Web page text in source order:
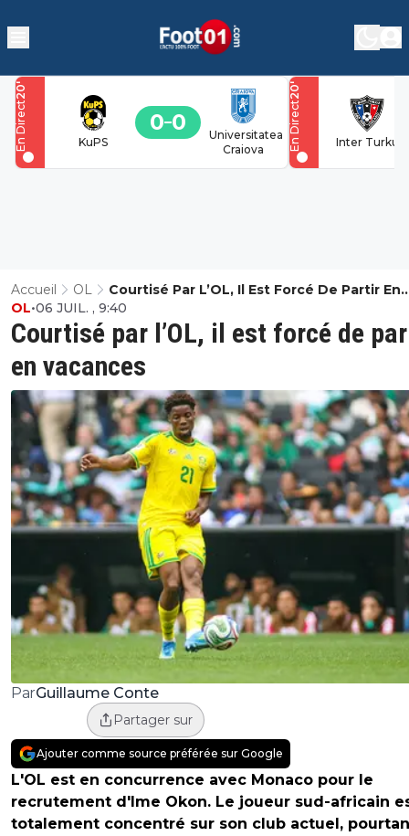
KuPS
0 0
Universitatea
Craiova
20
'
En Direct Inter Turku
20
'
En Direct
Accueil OL
Courtisé Par L’OL, Il Est Forcé De Partir En
Vacances
Courtisé par l’OL, il est forcé de
en vacances
OL•06 JUIL. , 9:40
ParGuillaume Conte
Partager sur
Ajouter comme source préférée sur Google
L'OL est en concurrence avec Monaco pour le
recrutement d'Ime Okon. Le joueur sud-africain
totalement concentré sur son club actuel,